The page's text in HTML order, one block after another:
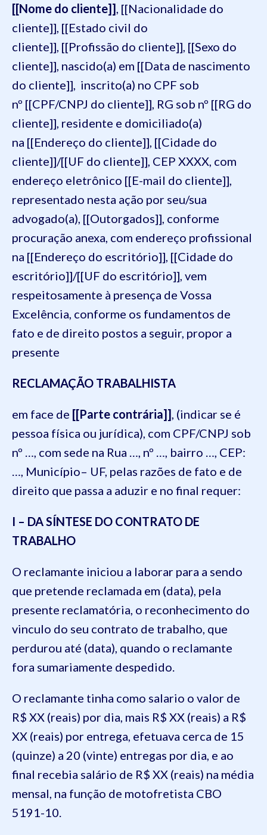
[[Nome do cliente]] , [[Nacionalidade do
cliente]], [[Estado civil do
cliente]], [[Profissão do cliente]], [[Sexo do
cliente]], nascido(a) em [[Data de nascimento
do cliente]], inscrito(a) no CPF sob
nº [[CPF/CNPJ do cliente]], RG sob nº [[RG do
cliente]], residente e domiciliado(a)
na [[Endereço do cliente]], [[Cidade do
cliente]]/[[UF do cliente]], CEP XXXX, com
endereço eletrônico [[E-mail do cliente]],
representado nesta ação por seu/sua
advogado(a), [[Outorgados]], conforme
procuração anexa, com endereço profissional
na [[Endereço do escritório]], [[Cidade do
escritório]]/[[UF do escritório]], vem
respeitosamente à presença de Vossa
Excelência, conforme os fundamentos de
fato e de direito postos a seguir, propor a
presente
RECLAMAÇÃO TRABALHISTA
em face de [[Parte contrária]] , (indicar se é
pessoa física ou jurídica), com CPF/CNPJ sob
nº …, com sede na Rua …, nº …, bairro …, CEP:
…, Município– UF, pelas razões de fato e de
direito que passa a aduzir e no final requer:
I – DA SÍNTESE DO CONTRATO DE
TRABALHO
O reclamante iniciou a laborar para a sendo
que pretende reclamada em (data), pela
presente reclamatória, o reconhecimento do
vinculo do seu contrato de trabalho, que
perdurou até (data), quando o reclamante
fora sumariamente despedido.
O reclamante tinha como salario o valor de
R$ XX (reais) por dia, mais R$ XX (reais) a R$
XX (reais) por entrega, efetuava cerca de 15
(quinze) a 20 (vinte) entregas por dia, e ao
final recebia salário de R$ XX (reais) na média
mensal, na função de motofretista CBO
5191-10.